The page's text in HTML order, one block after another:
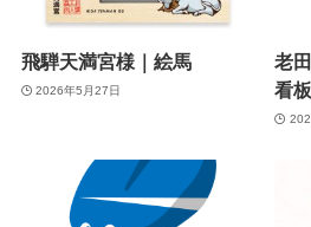
飛騨天満宮様｜絵馬
2026年5月27日
老
看